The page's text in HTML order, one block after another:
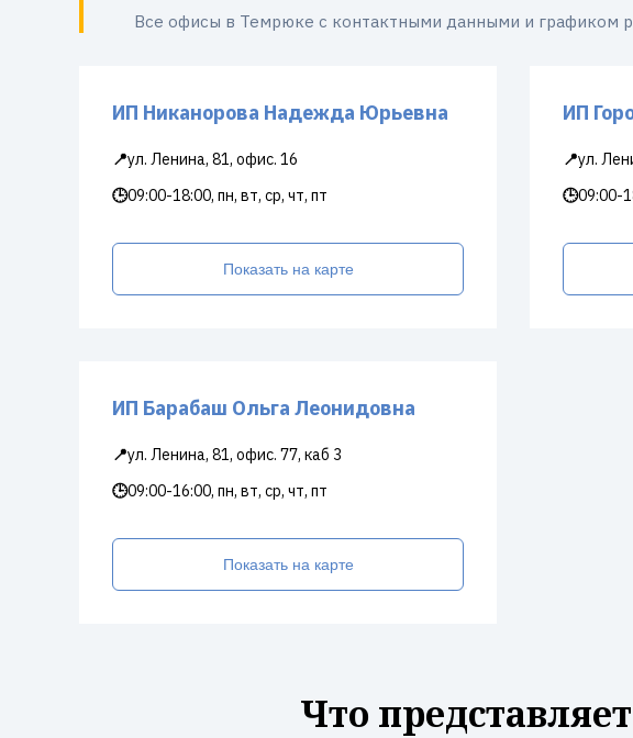
Все офисы в Темрюке с контактными данными и графиком
ИП Никанорова Надежда Юрьевна
📍ул. Ленина, 81, офис. 16
🕒09:00-18:00, пн, вт, ср, чт, пт
Показать на карте
ИП
📍ул.
🕒09:00-
ИП Барабаш Ольга Леонидовна
📍ул. Ленина, 81, офис. 77, каб 3
🕒09:00-16:00, пн, вт, ср, чт, пт
Показать на карте
Что